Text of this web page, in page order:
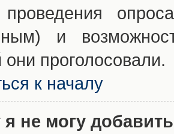
проведения
и
они проголосовали.
к началу
не могу